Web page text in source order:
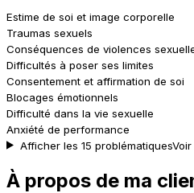
Estime de soi et image corporelle
Traumas sexuels
Conséquences de violences
Difficultés à poser ses limites
Consentement et affirmation de soi
Blocages émotionnels
Difficulté dans la vie sexuelle
Anxiété de performance
Afficher les 15 problématiquesVoir
À propos de ma